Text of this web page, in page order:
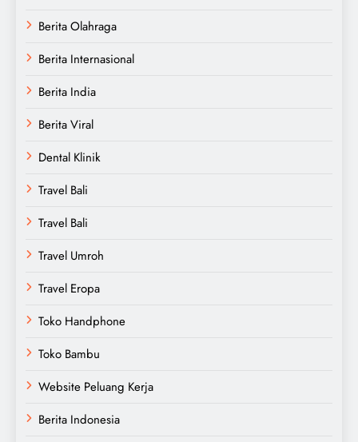
Berita Olahraga
Berita Internasional
Berita India
Berita Viral
Dental Klinik
Travel Bali
Travel Bali
Travel Umroh
Travel Eropa
Toko Handphone
Toko Bambu
Website Peluang Kerja
Berita Indonesia